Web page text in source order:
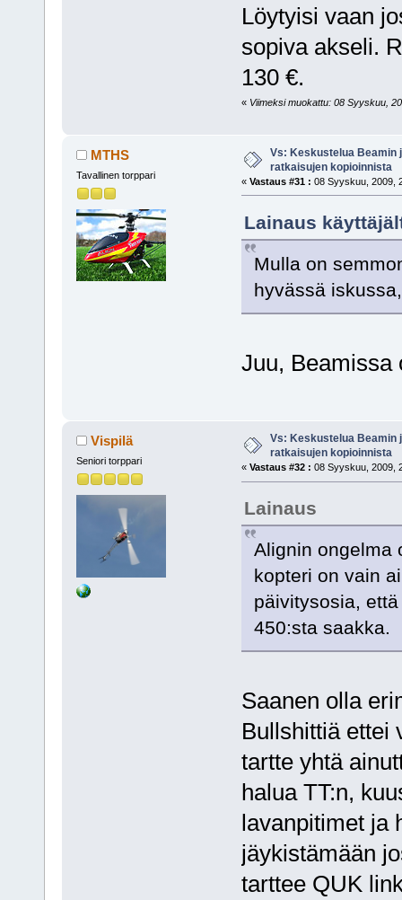
Löytyisi vaan
sopiva akseli.
130 €.
« Viimeksi muokattu: 08 Syyskuu,
MTHS
Tavallinen torppari
Vs: Keskustelua Beamin
ratkaisujen kopioinnista
« Vastaus #31 : 08 Syyskuu, 2009,
Lainaus
Mulla on
hyvässä
Juu,
Vispilä
Seniori torppari
Vs: Keskustelua Beamin
ratkaisujen kopioinnista
« Vastaus #32 : 08 Syyskuu, 2009,
Lainaus
Alignin ongelma
kopteri on vain
päivitysosia,
450:sta saakka.
Saanen olla
Bullshittiä ettei
tartte yhtä
halua TT:n,
lavanpitimet ja
jäykistämään
tarttee QUK